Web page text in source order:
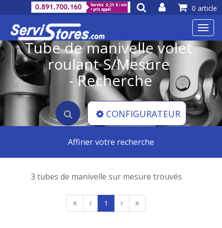
0 article
Tube de manivelle volet
roulant S/Mesure
- Recherche
CONFIGURATEUR
Affiner votre recherche
3 tubes de manivelle sur mesure trouvés
1